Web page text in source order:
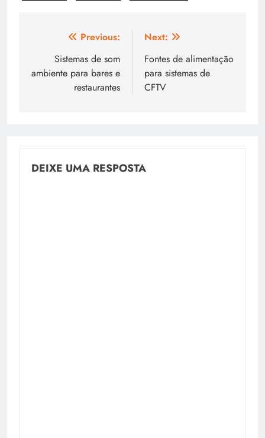
Navegação
Post
Previous:
Sistemas de som
ambiente para bares e
restaurantes
Next:
Fontes de alimentação
para sistemas de
CFTV
DEIXE UMA RESPOSTA